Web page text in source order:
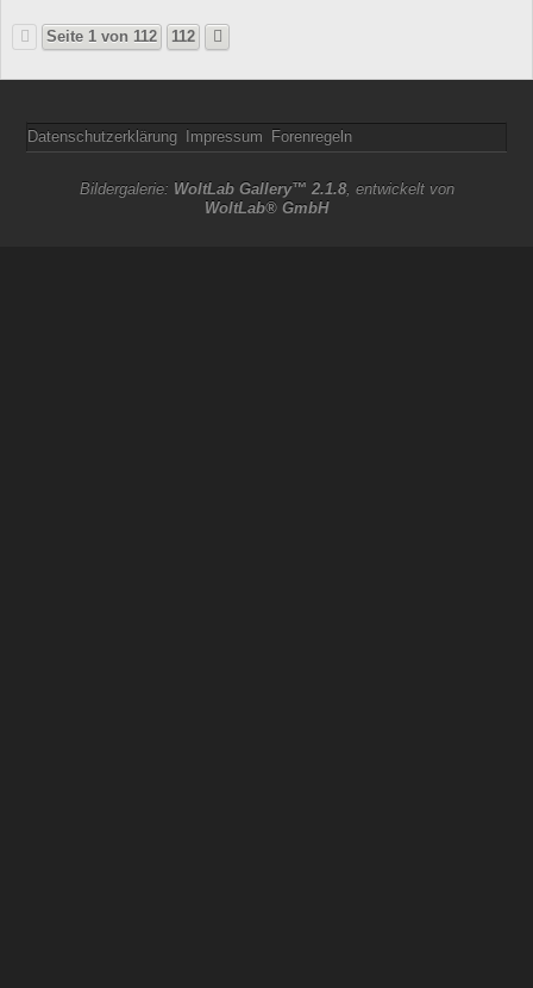
Seite 1 von 112 112
Datenschutzerklärung Impressum Forenregeln
Bildergalerie: WoltLab Gallery™ 2.1.8, entwickelt von
WoltLab® GmbH